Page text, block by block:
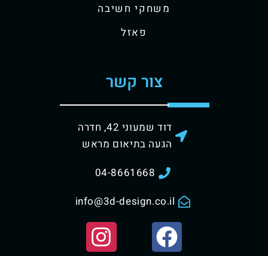
משחקי חשיבה
פאזל
צור קשר
דוד שמעוני 42, חדרה
הגעה בתיאום מראש
04-8661668
info@3d-design.co.il